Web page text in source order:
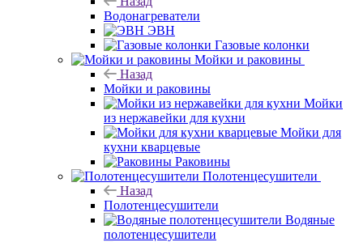
Водонагреватели
ЭВН
Газовые колонки
Мойки и раковины
Назад
Мойки и раковины
Мойки
из нержавейки для кухни
Мойки для
кухни кварцевые
Раковины
Полотенцесушители
Назад
Полотенцесушители
Водяные
полотенцесушители